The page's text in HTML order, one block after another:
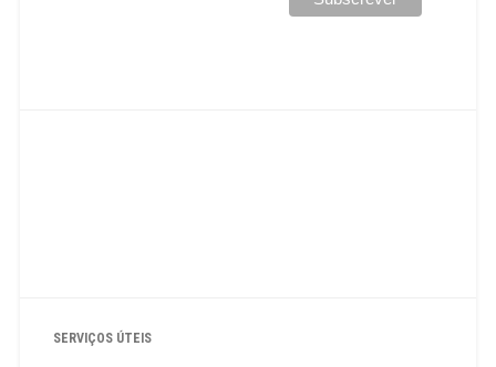
SERVIÇOS ÚTEIS